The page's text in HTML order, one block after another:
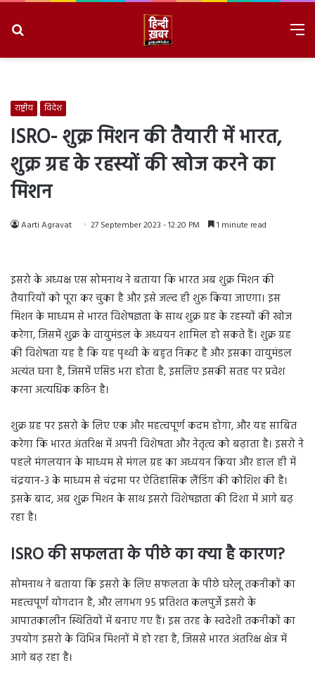
राष्ट्रीय विदेश
ISRO- शुक्र मिशन की तैयारी में भारत,
शुक्र ग्रह के रहस्यों की खोज करने का
मिशन
Aarti Agravat 27 September 2023 - 12:20 PM 1 minute read
इसरो के अध्यक्ष एस सोमनाथ ने बताया कि भारत अब शुक्र मिशन की
तैयारियों को पूरा कर चुका है और इसे जल्द ही शुरू किया जाएगा। इस
मिशन के माध्यम से भारत विशेषज्ञता के साथ शुक्र ग्रह के रहस्यों की खोज
करेगा, जिसमें शुक्र के वायुमंडल के अध्ययन शामिल हो सकते हैं। शुक्र ग्रह
की विशेषता यह है कि यह पृथ्वी के बहुत निकट है और इसका वायुमंडल
अत्यंत घना है, जिसमें एसिड भरा होता है, इसलिए इसकी सतह पर प्रवेश
करना अत्यधिक कठिन है।
शुक्र ग्रह पर इसरो के लिए एक और महत्वपूर्ण कदम होगा, और यह साबित
करेगा कि भारत अंतरिक्ष में अपनी विशेषता और नेतृत्व को बढ़ाता है। इसरो ने
पहले मंगलयान के माध्यम से मंगल ग्रह का अध्ययन किया और हाल ही में
चंद्रयान-3 के माध्यम से चंद्रमा पर ऐतिहासिक लैंडिंग की कोशिश की है।
इसके बाद, अब शुक्र मिशन के साथ इसरो विशेषज्ञता की दिशा में आगे बढ़
रहा है।
ISRO की सफलता के पीछे का क्या है कारण?
सोमनाथ ने बताया कि इसरो के लिए सफलता के पीछे घरेलू तकनीकों का
महत्वपूर्ण योगदान है, और लगभग 95 प्रतिशत कलपुर्जे इसरो के
आपातकालीन स्थितियों में बनाए गए हैं। इस तरह के स्वदेशी तकनीकों का
उपयोग इसरो के विभिन्न मिशनों में हो रहा है, जिससे भारत अंतरिक्ष क्षेत्र में
आगे बढ़ रहा है।